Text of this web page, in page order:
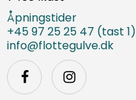
Åpningstider
+45 97 25 25 47 (tast 1)
info@flottegulve.dk